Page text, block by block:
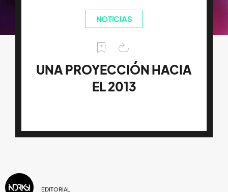
NOTICIAS
UNA PROYECCIÓN HACIA
EL 2013
EDITORIAL